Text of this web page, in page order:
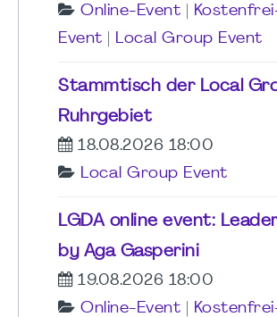
Online-Event
Event
Local Group Event
Stammtisch der Local
Ruhrgebiet
18.08.2026 18:00
Local Group Event
LGDA online event:
by Aga Gasperini
19.08.2026 18:00
Online-Event